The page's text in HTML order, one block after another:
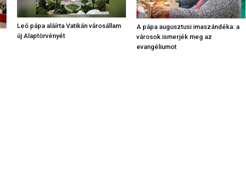
Leó pápa aláírta Vatikán városállam
új Alaptörvényét
A pápa augusztusi imaszándéka: a
városok ismerjék meg az
evangéliumot